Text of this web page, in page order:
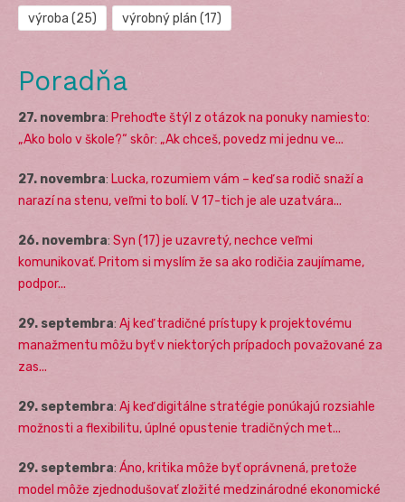
výroba (25) výrobný plán (17)
Poradňa
27. novembra: Prehoďte štýl z otázok na ponuky namiesto:
„Ako bolo v škole?“ skôr: „Ak chceš, povedz mi jednu ve...
27. novembra: Lucka, rozumiem vám – keď sa rodič snaží a
narazí na stenu, veľmi to bolí. V 17-tich je ale uzatvára...
26. novembra: Syn (17) je uzavretý, nechce veľmi
komunikovať. Pritom si myslím že sa ako rodičia zaujímame,
podpor...
29. septembra: Aj keď tradičné prístupy k projektovému
manažmentu môžu byť v niektorých prípadoch považované za
zas...
29. septembra: Aj keď digitálne stratégie ponúkajú rozsiahle
možnosti a flexibilitu, úplné opustenie tradičných met...
29. septembra: Áno, kritika môže byť oprávnená, pretože
model môže zjednodušovať zložité medzinárodné ekonomické